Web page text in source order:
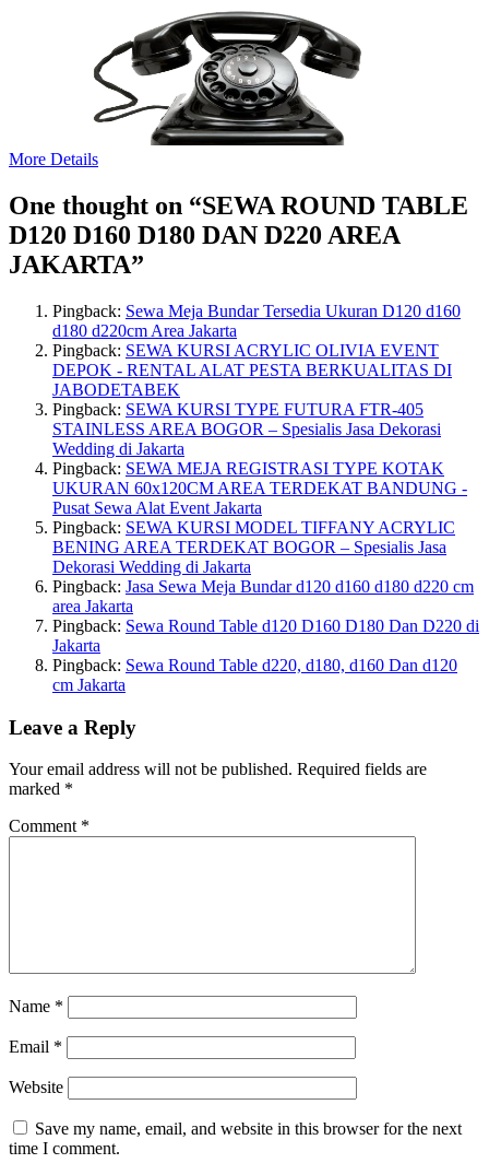
More Details
One thought on “SEWA ROUND TABLE
D120 D160 D180 DAN D220 AREA
JAKARTA”
Pingback: Sewa Meja Bundar Tersedia Ukuran D120 d160
d180 d220cm Area Jakarta
Pingback: SEWA KURSI ACRYLIC OLIVIA EVENT
DEPOK - RENTAL ALAT PESTA BERKUALITAS DI
JABODETABEK
Pingback: SEWA KURSI TYPE FUTURA FTR-405
STAINLESS AREA BOGOR – Spesialis Jasa Dekorasi
Wedding di Jakarta
Pingback: SEWA MEJA REGISTRASI TYPE KOTAK
UKURAN 60x120CM AREA TERDEKAT BANDUNG -
Pusat Sewa Alat Event Jakarta
Pingback: SEWA KURSI MODEL TIFFANY ACRYLIC
BENING AREA TERDEKAT BOGOR – Spesialis Jasa
Dekorasi Wedding di Jakarta
Pingback: Jasa Sewa Meja Bundar d120 d160 d180 d220 cm
area Jakarta
Pingback: Sewa Round Table d120 D160 D180 Dan D220 di
Jakarta
Pingback: Sewa Round Table d220, d180, d160 Dan d120
cm Jakarta
Leave a Reply
Your email address will not be published. Required fields are
marked *
Comment *
Name *
Email *
Website
Save my name, email, and website in this browser for the next
time I comment.